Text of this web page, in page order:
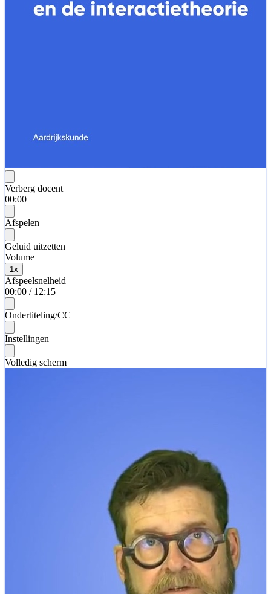
Verberg docent
00:00
Afspelen
Geluid uitzetten
Volume
1x
Afspeelsnelheid
00:00 / 12:15
Ondertiteling/CC
Instellingen
Volledig scherm